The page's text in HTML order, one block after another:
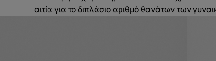
αιτία για το διπλάσιο αριθμό θανάτων των